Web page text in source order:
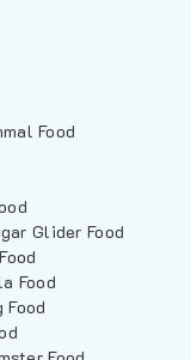
Food
Glider Food
Food